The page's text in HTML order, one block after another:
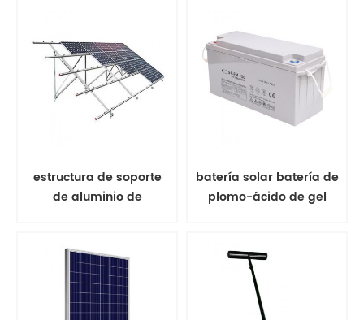
estructura de soporte
de aluminio de
batería solar batería de
plomo-ácido de gel